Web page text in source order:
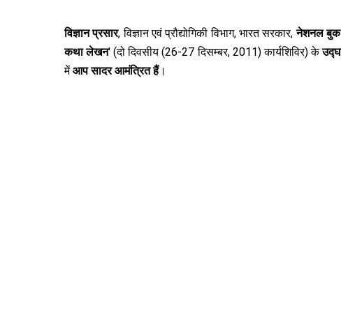
विज्ञान प्रसार, विज्ञान एवं प्रौद्योगिकी विभाग, भारत सरकार,नेशनल बुक
कथा लेखन' (दो दिवसीय (26-27 दिसम्‍बर, 2011) कार्यशिविर) के
मेंआप सादर आमंत्रित हैं।